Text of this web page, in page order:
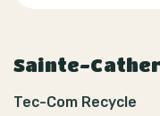
Sainte-
Tec-Com Recycle